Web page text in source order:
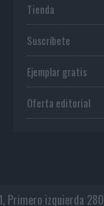
Tienda
Suscríbete
Ejemplar gratis
Oferta editorial
Primero izquierda